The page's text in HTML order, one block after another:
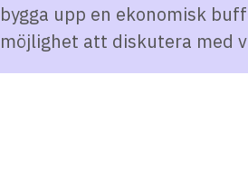
bygga upp en ekonomisk
möjlighet att diskutera med